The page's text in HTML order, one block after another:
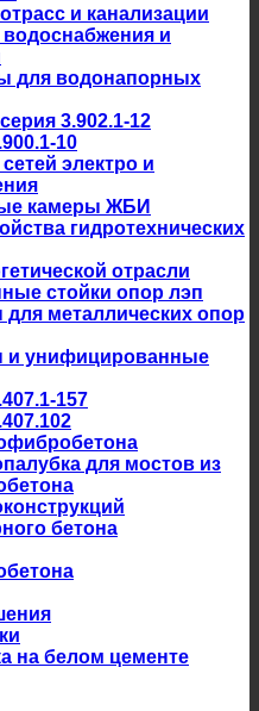
и канализации
водоснабжения и
для водонапорных
3.902.1-12
10
электро и
камеры ЖБИ
гидротехнических
отрасли
стойки опор лэп
металлических опор
и унифицированные
157
для мостов из
бетона
на белом цементе